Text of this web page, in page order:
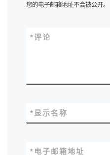
您的电子邮箱地址不会被公开。
评论
*
显示名称
*
电子邮箱地址
*